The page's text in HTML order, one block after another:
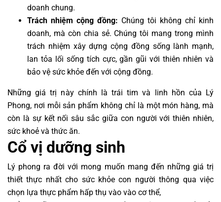
doanh chung.
Trách nhiệm cộng đồng: Chúng tôi không chỉ kinh
doanh, mà còn chia sẻ. Chúng tôi mang trong mình
trách nhiệm xây dựng cộng đồng sống lành mạnh,
lan tỏa lối sống tích cực, gần gũi với thiên nhiên và
bảo vệ sức khỏe đến với cộng đồng.
Những giá trị này chính là trái tim và linh hồn của Lý
Phong, nơi mỗi sản phẩm không chỉ là một món hàng, mà
còn là sự kết nối sâu sắc giữa con người với thiên nhiên,
sức khoẻ và thức ăn.
Cổ vị dưỡng sinh
Lý phong ra đời với mong muốn mang đến những giá trị
thiết thực nhất cho sức khỏe con người thông qua việc
chọn lựa thực phẩm hấp thụ vào vào cơ thể,